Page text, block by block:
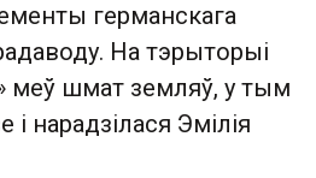
германскага
На тэрыторыі
меў шмат земляў, у тым
і нарадзілася Эмілія